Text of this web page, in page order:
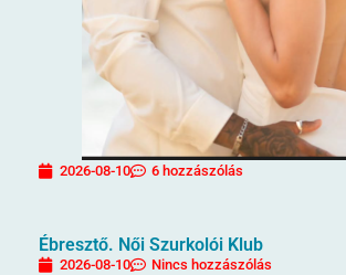
2026-08-10 6 hozzászólás
Ébresztő. Női Szurkolói Klub
2026-08-10 Nincs hozzászólás